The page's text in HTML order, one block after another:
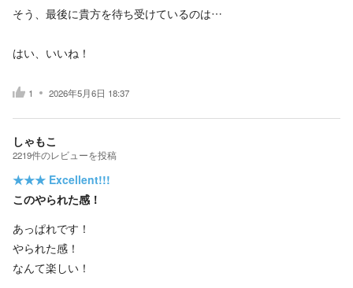
そう、最後に貴方を待ち受けているのは…
はい、いいね！
1 2026年5月6日 18:37
しゃもこ
2219件のレビューを投稿
★★★ Excellent!!!
このやられた感！
あっぱれです！
やられた感！
なんて楽しい！